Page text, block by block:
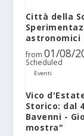
Città della
from 01/08/
Scheduled
Eventi
Vico
Storico: dal
Bavenni -
mostra"